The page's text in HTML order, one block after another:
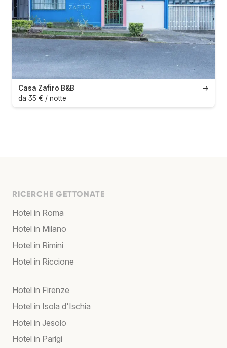
→
Casa Zafiro B&B
da 35 € / notte
RICERCHE GETTONATE
Hotel in Roma
Hotel in Milano
Hotel in Rimini
Hotel in Riccione
Hotel in Firenze
Hotel in Isola d'Ischia
Hotel in Jesolo
Hotel in Parigi